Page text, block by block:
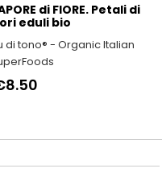
di FIORE. Petali di
eduli bio
di tono® - Organic Italian